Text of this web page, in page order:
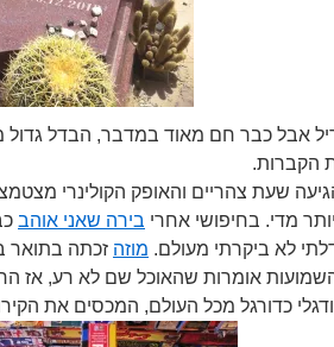
אבל כבר חם מאוד במדבר, הבדל גדול
הקברות.
שעת צהריים והאופק הקולינרי
מדי. בחיפושי אחרי בירה שאני אוהב
לא ביקרתי מעולם. מוזה זכתה בתואר
2011 והשמועות אומרות שהאוכל שם לא רע,
כדורגל מכל העולם, המכסים את